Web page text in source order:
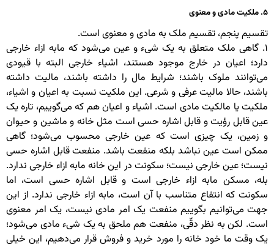
۵. ملکیت مادی و معنوی
تقسیم پنجم، تقسیم ملک به مادی و معنوی است.
۱. گاهی ملک متعلق به یک شیء و عین می‌شود که مابه ازاء خارجی
دارد؛ اعیان در خارج موجود هستند، اشیاء خارجی البته با قیودی
می‌توانند ملوک باشند؛ شرایط مال را داشته باشند، مالیت داشته
باشند، حالا مالیت عرفی و شرعی. این ملکیت نسبت به اعیان و اشیاء،
ملکیت یا مالکیت مادی است. اشیاء و اعیان هم که می‌گوییم، تاره یک
عین قابل رؤیت و قابل اشاره حسی است مثل خانه و ماشین و حیوان
و زمین، یک چیزی است که عین خارجی محسوب می‌شود؛ گاهی
ممکن است عین نباشد بلکه منفعت باشد. منفعت قابل اشاره حسی
نیست؛ عین خارجی نیست؛ سکونت در این خانه مابه ازاء خارجی ندارد.
بله، مسکن مابه ازاء خارجی است و قابل اشاره حسی است، اما
سکونت که انتفاع متناسب با آن است، مابه ازاء خارجی ندارد. از این
جهت می‌توانیم بگوییم منفعت یک امر مادی نیست، یک امر معنوی
است. لکن به نظر دقّی، منفعت هم ملحق به یک شیء مادی می‌شود؛
یک وقت ما خود خانه را مورد خرید و فروش قرار می‌دهیم، این خیلی